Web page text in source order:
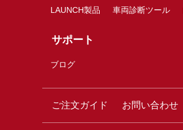
LAUNCH製品 車両診断ツール
サポート
ブログ
ご注文ガイド お問い合わせ